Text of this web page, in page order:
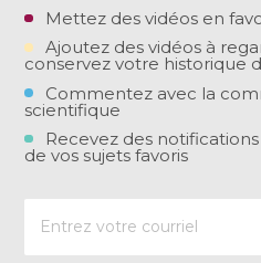
Mettez des vidéos en
Ajoutez des vidéos à
conservez votre historique
Commentez avec la
scientifique
Recevez des
de vos sujets favoris